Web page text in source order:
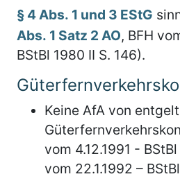
§ 4 Abs. 1 und 3 EStG
Abs. 1 Satz 2 AO, BFH
BStBl 1980 II S. 146).
Keine AfA von
vom 4.12.1991 -
vom 22.1.1992 –